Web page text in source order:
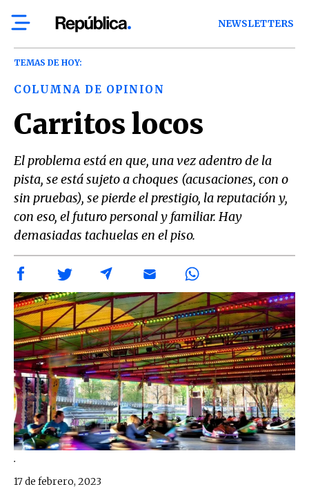
NEWSLETTERS
TEMAS DE HOY:
COLUMNA DE OPINION
Carritos locos
El problema está en que, una vez adentro de la
pista, se está sujeto a choques (acusaciones, con o
sin pruebas), se pierde el prestigio, la reputación y,
con eso, el futuro personal y familiar. Hay
demasiadas tachuelas en el piso.
.
17 de febrero, 2023